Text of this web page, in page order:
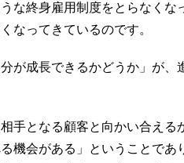
な終身雇用制度をとらなくな
なってきているのです。
が成長できるかどうか」が、
手となる顧客と向かい合える
機会がある」ということであ